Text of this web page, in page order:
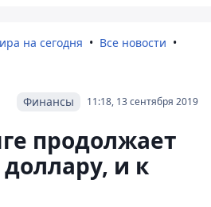
на сегодня
Все новости
11:18, 13 сентября 2019
Финансы
продолжает
и к